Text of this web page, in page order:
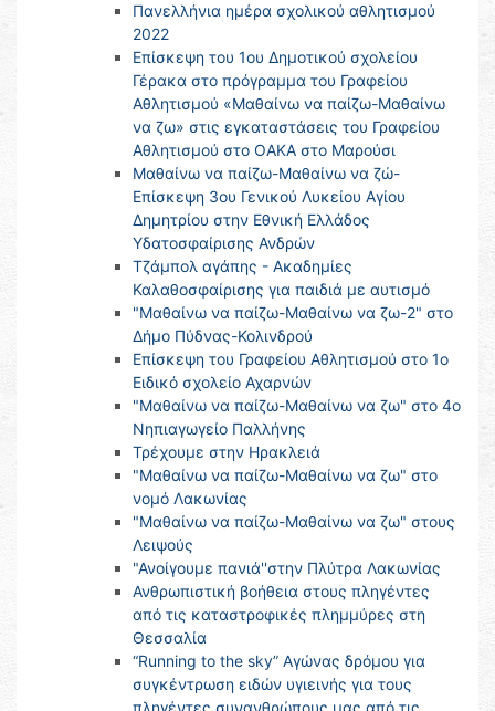
Πανελλήνια ημέρα σχολικού αθλητισμού
2022
Επίσκεψη του 1ου Δημοτικού σχολείου
Γέρακα στο πρόγραμμα του Γραφείου
Αθλητισμού «Μαθαίνω να παίζω-Μαθαίνω
να ζω» στις εγκαταστάσεις του Γραφείου
Αθλητισμού στο ΟΑΚΑ στο Μαρούσι
Μαθαίνω να παίζω-Μαθαίνω να ζώ-
Επίσκεψη 3ου Γενικού Λυκείου Αγίου
Δημητρίου στην Εθνική Ελλάδος
Υδατοσφαίρισης Ανδρών
Τζάμπολ αγάπης - Ακαδημίες
Καλαθοσφαίρισης για παιδιά με αυτισμό
"Μαθαίνω να παίζω-Μαθαίνω να ζω-2" στο
Δήμο Πύδνας-Κολινδρού
Επίσκεψη του Γραφείου Αθλητισμού στο 1ο
Ειδικό σχολείο Αχαρνών
"Μαθαίνω να παίζω-Μαθαίνω να ζω" στο 4o
Νηπιαγωγείο Παλλήνης
Τρέχουμε στην Ηρακλειά
"Μαθαίνω να παίζω-Μαθαίνω να ζω" στο
νομό Λακωνίας
"Μαθαίνω να παίζω-Μαθαίνω να ζω" στους
Λειψούς
"Ανοίγουμε πανιά''στην Πλύτρα Λακωνίας
Ανθρωπιστική βοήθεια στους πληγέντες
από τις καταστροφικές πλημμύρες στη
Θεσσαλία
“Running to the sky” Αγώνας δρόμου για
συγκέντρωση ειδών υγιεινής για τους